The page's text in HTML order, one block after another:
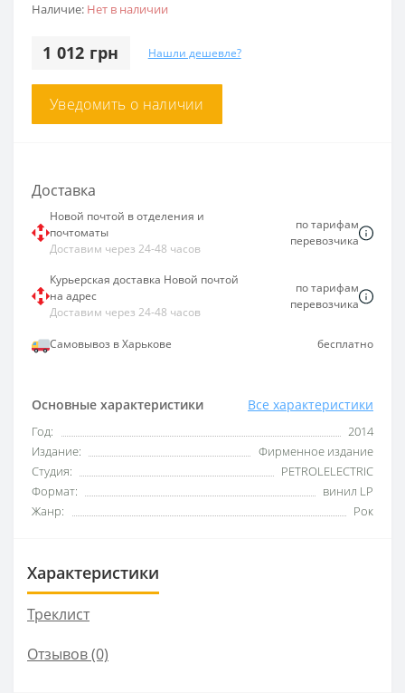
Наличие: Нет в наличии
1 012 грн Нашли дешевле?
Уведомить о наличии
Основные характеристики Все характеристики
Год:
2014
Издание:
Фирменное издание
Студия:
PETROLELECTRIC
Формат:
винил LP
Жанр:
Рок
Доставка
Новой почтой в отделения и
почтоматы
Доставим через 24-48 часов
по тарифам
перевозчика
Курьерская доставка Новой почтой
на адрес
Доставим через 24-48 часов
по тарифам
перевозчика
Самовывоз в Харькове бесплатно
Характеристики
Треклист
Отзывов (0)